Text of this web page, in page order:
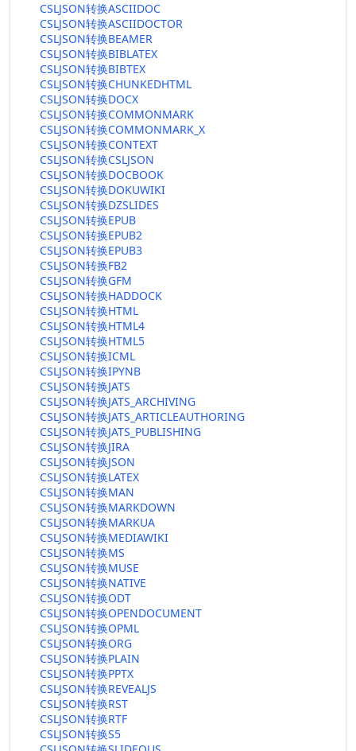
CSLJSON转换ASCIIDOC
CSLJSON转换ASCIIDOCTOR
CSLJSON转换BEAMER
CSLJSON转换BIBLATEX
CSLJSON转换BIBTEX
CSLJSON转换CHUNKEDHTML
CSLJSON转换DOCX
CSLJSON转换COMMONMARK
CSLJSON转换COMMONMARK_X
CSLJSON转换CONTEXT
CSLJSON转换CSLJSON
CSLJSON转换DOCBOOK
CSLJSON转换DOKUWIKI
CSLJSON转换DZSLIDES
CSLJSON转换EPUB
CSLJSON转换EPUB2
CSLJSON转换EPUB3
CSLJSON转换FB2
CSLJSON转换GFM
CSLJSON转换HADDOCK
CSLJSON转换HTML
CSLJSON转换HTML4
CSLJSON转换HTML5
CSLJSON转换ICML
CSLJSON转换IPYNB
CSLJSON转换JATS
CSLJSON转换JATS_ARCHIVING
CSLJSON转换JATS_ARTICLEAUTHORING
CSLJSON转换JATS_PUBLISHING
CSLJSON转换JIRA
CSLJSON转换JSON
CSLJSON转换LATEX
CSLJSON转换MAN
CSLJSON转换MARKDOWN
CSLJSON转换MARKUA
CSLJSON转换MEDIAWIKI
CSLJSON转换MS
CSLJSON转换MUSE
CSLJSON转换NATIVE
CSLJSON转换ODT
CSLJSON转换OPENDOCUMENT
CSLJSON转换OPML
CSLJSON转换ORG
CSLJSON转换PLAIN
CSLJSON转换PPTX
CSLJSON转换REVEALJS
CSLJSON转换RST
CSLJSON转换RTF
CSLJSON转换S5